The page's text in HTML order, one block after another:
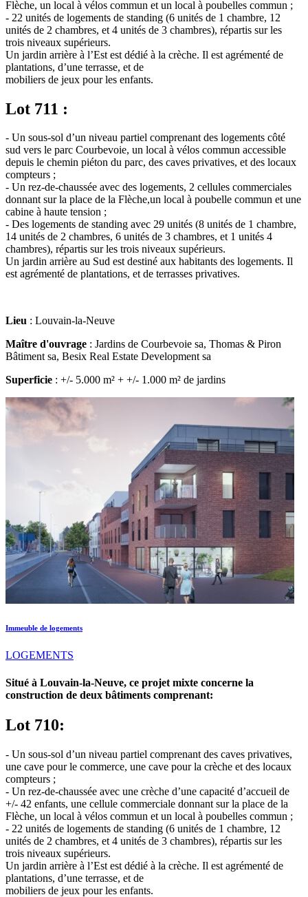
Flèche, un local à vélos commun et un local à poubelles commun ;
- 22 unités de logements de standing (6 unités de 1 chambre, 12
unités de 2 chambres, et 4 unités de 3 chambres), répartis sur les
trois niveaux supérieurs.
Un jardin arrière à l’Est est dédié à la crèche. Il est agrémenté de
plantations, d’une terrasse, et de
mobiliers de jeux pour les enfants.
Lot 711 :
- Un sous-sol d’un niveau partiel comprenant des logements côté
sud vers le parc Courbevoie, un local à vélos commun accessible
depuis le chemin piéton du parc, des caves privatives, et des locaux
compteurs ;
- Un rez-de-chaussée avec des logements, 2 cellules commerciales
donnant sur la place de la Flèche,un local à poubelle commun et une
cabine à haute tension ;
- Des logements de standing avec 29 unités (8 unités de 1 chambre,
14 unités de 2 chambres, 6 unités de 3 chambres, et 1 unités 4
chambres), répartis sur les trois niveaux supérieurs.
Un jardin arrière au Sud est destiné aux habitants des logements. Il
est agrémenté de plantations, et de terrasses privatives.
Lieu : Louvain-la-Neuve
Maître d'ouvrage : Jardins de Courbevoie sa, Thomas & Piron
Bâtiment sa, Besix Real Estate Development sa
Superficie : +/- 5.000 m² + +/- 1.000 m² de jardins
Immeuble de logements
LOGEMENTS
Situé à Louvain-la-Neuve, ce projet mixte concerne la
construction de deux bâtiments comprenant:
Lot 710:
- Un sous-sol d’un niveau partiel comprenant des caves privatives,
une cave pour le commerce, une cave pour la crèche et des locaux
compteurs ;
- Un rez-de-chaussée avec une crèche d’une capacité d’accueil de
+/- 42 enfants, une cellule commerciale donnant sur la place de la
Flèche, un local à vélos commun et un local à poubelles commun ;
- 22 unités de logements de standing (6 unités de 1 chambre, 12
unités de 2 chambres, et 4 unités de 3 chambres), répartis sur les
trois niveaux supérieurs.
Un jardin arrière à l’Est est dédié à la crèche. Il est agrémenté de
plantations, d’une terrasse, et de
mobiliers de jeux pour les enfants.